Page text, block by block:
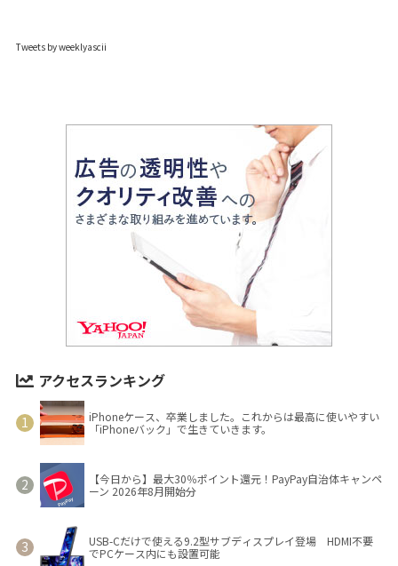
Tweets by weeklyascii
アクセスランキング
iPhoneケース、卒業しました。これからは最高に使いやすい
「iPhoneバック」で生きていきます。
【今日から】最大30％ポイント還元！PayPay自治体キャンペ
ーン 2026年8月開始分
USB-Cだけで使える9.2型サブディスプレイ登場 HDMI不要
でPCケース内にも設置可能